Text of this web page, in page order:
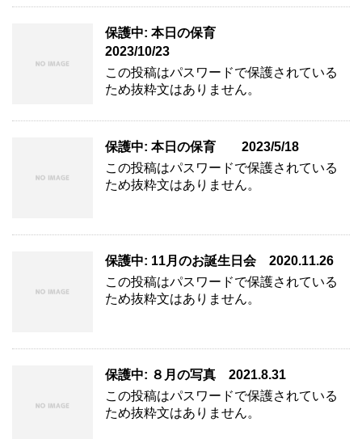
保護中: 本日の保育
2023/10/23
この投稿はパスワードで保護されている
ため抜粋文はありません。
保護中: 本日の保育 2023/5/18
この投稿はパスワードで保護されている
ため抜粋文はありません。
保護中: 11月のお誕生日会 2020.11.26
この投稿はパスワードで保護されている
ため抜粋文はありません。
保護中: ８月の写真 2021.8.31
この投稿はパスワードで保護されている
ため抜粋文はありません。